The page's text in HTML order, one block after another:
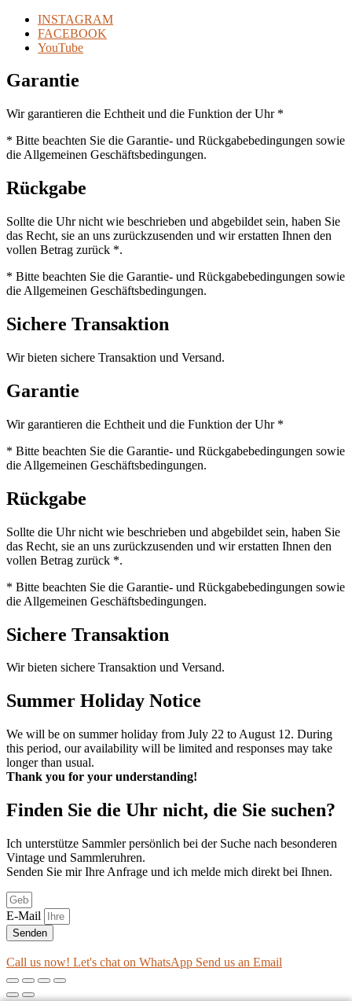
INSTAGRAM
FACEBOOK
YouTube
Garantie
Wir garantieren die Echtheit und die Funktion der Uhr *
* Bitte beachten Sie die Garantie- und Rückgabebedingungen sowie
die Allgemeinen Geschäftsbedingungen.
Rückgabe
Sollte die Uhr nicht wie beschrieben und abgebildet sein, haben Sie
das Recht, sie an uns zurückzusenden und wir erstatten Ihnen den
vollen Betrag zurück *.
* Bitte beachten Sie die Garantie- und Rückgabebedingungen sowie
die Allgemeinen Geschäftsbedingungen.
Sichere Transaktion
Wir bieten sichere Transaktion und Versand.
Garantie
Wir garantieren die Echtheit und die Funktion der Uhr *
* Bitte beachten Sie die Garantie- und Rückgabebedingungen sowie
die Allgemeinen Geschäftsbedingungen.
Rückgabe
Sollte die Uhr nicht wie beschrieben und abgebildet sein, haben Sie
das Recht, sie an uns zurückzusenden und wir erstatten Ihnen den
vollen Betrag zurück *.
* Bitte beachten Sie die Garantie- und Rückgabebedingungen sowie
die Allgemeinen Geschäftsbedingungen.
Sichere Transaktion
Wir bieten sichere Transaktion und Versand.
Summer Holiday Notice
We will be on summer holiday from July 22 to August 12. During
this period, our availability will be limited and responses may take
longer than usual.
Thank you for your understanding!
Finden Sie die Uhr nicht, die Sie suchen?
Ich unterstütze Sammler persönlich bei der Suche nach besonderen
Vintage und Sammleruhren.
Senden Sie mir Ihre Anfrage und ich melde mich direkt bei Ihnen.
E-Mail
Senden
Call us now! Let's chat on WhatsApp Send us an Email